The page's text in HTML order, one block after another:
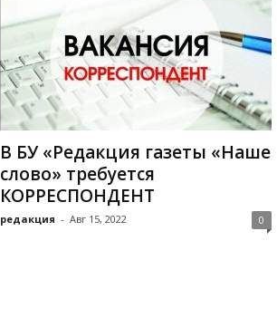
В БУ «Редакция газеты «Наше
слово» требуется
КОРРЕСПОНДЕНТ
редакция - Авг 15, 2022 0